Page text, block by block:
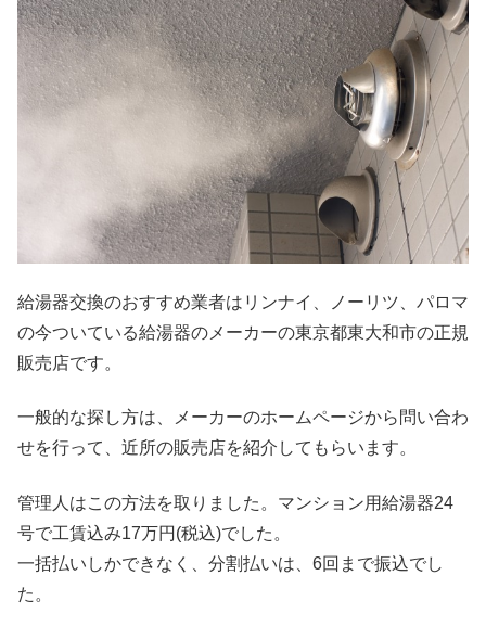
給湯器交換のおすすめ業者はリンナイ、ノーリツ、パロマ
の今ついている給湯器のメーカーの東京都東大和市の正規
販売店です。
一般的な探し方は、メーカーのホームページから問い合わ
せを行って、近所の販売店を紹介してもらいます。
管理人はこの方法を取りました。マンション用給湯器24
号で工賃込み17万円(税込)でした。
一括払いしかできなく、分割払いは、6回まで振込でし
た。